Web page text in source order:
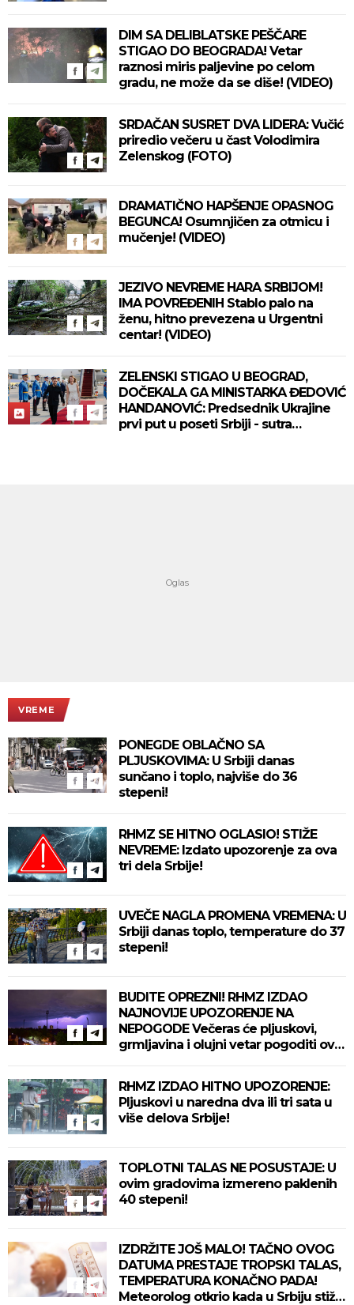
DIM SA DELIBLATSKE PEŠČARE
STIGAO DO BEOGRADA! Vetar
raznosi miris paljevine po celom
gradu, ne može da se diše! (VIDEO)
SRDAČAN SUSRET DVA LIDERA: Vučić
priredio večeru u čast Volodimira
Zelenskog (FOTO)
DRAMATIČNO HAPŠENJE OPASNOG
BEGUNCA! Osumnjičen za otmicu i
mučenje! (VIDEO)
JEZIVO NEVREME HARA SRBIJOM!
IMA POVREĐENIH Stablo palo na
ženu, hitno prevezena u Urgentni
centar! (VIDEO)
ZELENSKI STIGAO U BEOGRAD,
DOČEKALA GA MINISTARKA ĐEDOVIĆ
HANDANOVIĆ: Predsednik Ukrajine
prvi put u poseti Srbiji - sutra
VREME
PONEGDE OBLAČNO SA
PLJUSKOVIMA: U Srbiji danas
sunčano i toplo, najviše do 36
stepeni!
RHMZ SE HITNO OGLASIO! STIŽE
NEVREME: Izdato upozorenje za ova
tri dela Srbije!
UVEČE NAGLA PROMENA VREMENA: U
Srbiji danas toplo, temperature do 37
stepeni!
BUDITE OPREZNI! RHMZ IZDAO
NAJNOVIJE UPOZORENJE NA
NEPOGODE Večeras će pljuskovi,
grmljavina i olujni vetar pogoditi ove
RHMZ IZDAO HITNO UPOZORENJE:
Pljuskovi u naredna dva ili tri sata u
više delova Srbije!
TOPLOTNI TALAS NE POSUSTAJE: U
ovim gradovima izmereno paklenih
40 stepeni!
IZDRŽITE JOŠ MALO! TAČNO OVOG
DATUMA PRESTAJE TROPSKI TALAS,
TEMPERATURA KONAČNO PADA!
Meteorolog otkrio kada u Srbiju stiže